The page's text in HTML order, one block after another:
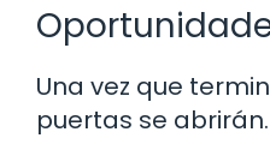
Una vez que
puertas se abrirán.